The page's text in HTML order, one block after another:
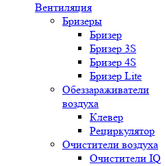
Вентиляция
Бризеры
Бризер
Бризер 3S
Бризер 4S
Бризер Lite
Обеззараживатели
воздуха
Клевер
Рециркулятор
Очистители воздуха
Очистители IQ